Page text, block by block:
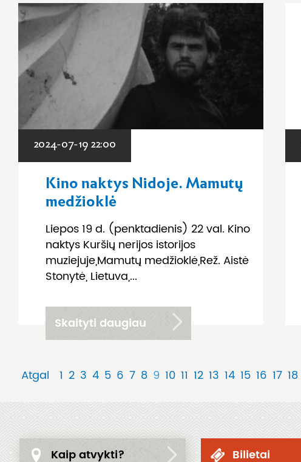
2024-07-19 22:00
Kino naktys Nidoje. Mamutų
medžioklė
Liepos 19 d. (penktadienis) 22 val. Kino
naktys Kuršių nerijos istorijos
muziejuje„Mamutų medžioklė„Rež. Aistė
Stonytė, Lietuva,...
Skaityti daugiau
Atgal 1 2 3 4 5 6 7 8 9 10 11 12 13 14 15 16 17 18
Kaip atvykti? Bilietai